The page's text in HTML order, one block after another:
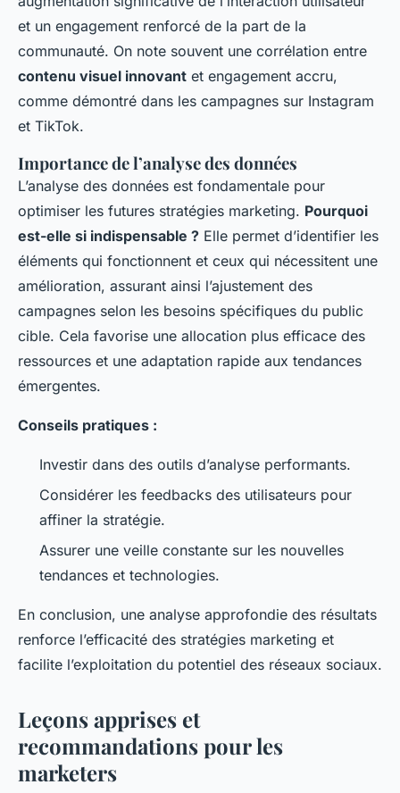
et un engagement renforcé de la part de la
communauté. On note souvent une corrélation entre
contenu visuel innovant et engagement accru,
comme démontré dans les campagnes sur Instagram
et TikTok.
Importance de l’analyse des données
L’analyse des données est fondamentale pour
optimiser les futures stratégies marketing. Pourquoi
est-elle si indispensable ? Elle permet d’identifier les
éléments qui fonctionnent et ceux qui nécessitent une
amélioration, assurant ainsi l’ajustement des
campagnes selon les besoins spécifiques du public
cible. Cela favorise une allocation plus efficace des
ressources et une adaptation rapide aux tendances
émergentes.
Conseils pratiques :
Investir dans des outils d’analyse performants.
Considérer les feedbacks des utilisateurs pour
affiner la stratégie.
Assurer une veille constante sur les nouvelles
tendances et technologies.
En conclusion, une analyse approfondie des résultats
renforce l’efficacité des stratégies marketing et
facilite l’exploitation du potentiel des réseaux sociaux.
Leçons apprises et
recommandations pour les
marketers